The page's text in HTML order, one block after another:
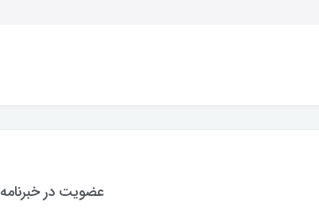
عضویت در خبرنامه